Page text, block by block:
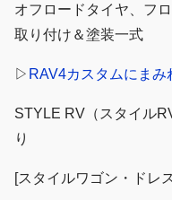
オフロードタイヤ、フ
取り付け＆塗装一式
▷ RAV4カスタムにまみ
STYLE RV（スタイル
り
[スタイルワゴン・ドレ